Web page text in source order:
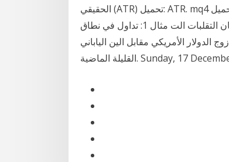
الحقيقي (ATR) تحميل: ATR. mq4 تحميل: ATR_histogram. mq4 التي وضعتها وايلدر، ATR يعطي تجار
الفوركس يشعر من ما كان التقلبات الت مثال 1: تداول في نطاق usd / jpy. نطاق تداول usd / jpy. أظهر
زوج الدولار الأمريكي مقابل الين الياباني (usd / jpy) مستوى سعر محدد المدى مطولاً على مدى السنوات